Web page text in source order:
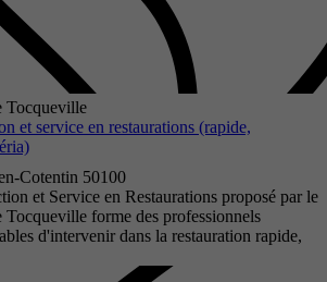
Tocqueville
et service en restaurations (rapide,
Cotentin 50100
et Service en Restaurations proposé par le
forme des professionnels
d'intervenir dans la restauration rapide,